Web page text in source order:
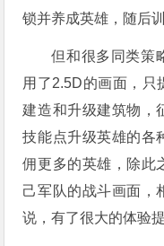
锁并养成英雄，随后
但和很多同类策
用了2.5D的画面，只
建造和升级建筑物，
技能点升级英雄的各
佣更多的英雄，除此
己军队的战斗画面，
说，有了很大的体验提